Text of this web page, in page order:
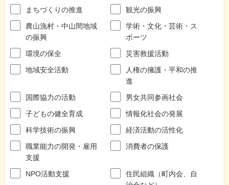
まちづくりの推進
観光の振興
農山漁村・中山間地域
の振興
学術・文化・芸術・ス
ポーツ
環境の保全
災害救援活動
地域安全活動
人権の擁護・平和の推
進
国際協力の活動
男女共同参画社会
子どもの健全育成
情報化社会の発展
科学技術の振興
経済活動の活性化
職業能力の開発・雇用
支援
消費者の保護
NPO活動支援
住民組織（町内会、自